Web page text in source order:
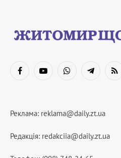
FacebookYouTubeWhatsAppTelegramRSS
Реклама: reklama@daily.zt.ua
Редакція: redakciia@daily.zt.ua